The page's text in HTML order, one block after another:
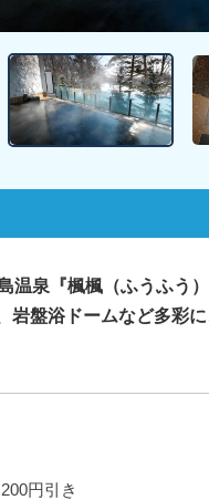
温泉『楓楓（ふうふう
岩盤浴ドームなど多彩
円引き